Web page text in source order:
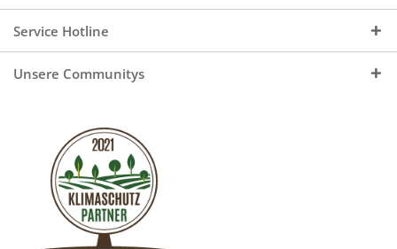
Service Hotline
Unsere Communitys